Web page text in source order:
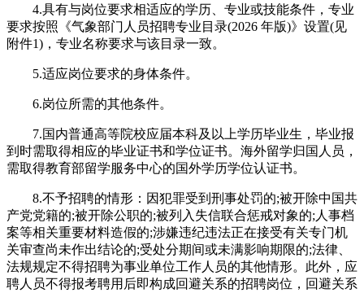
4.具有与岗位要求相适应的学历、专业或技能条件，专业
要求按照《气象部门人员招聘专业目录(2026 年版)》设置(见
附件1)，专业名称要求与该目录一致。
5.适应岗位要求的身体条件。
6.岗位所需的其他条件。
7.国内普通高等院校应届本科及以上学历毕业生，毕业报
到时需取得相应的毕业证书和学位证书。海外留学归国人员，
需取得教育部留学服务中心的国外学历学位认证书。
8.不予招聘的情形：因犯罪受到刑事处罚的;被开除中国共
产党党籍的;被开除公职的;被列入失信联合惩戒对象的;人事档
案等相关重要材料造假的;涉嫌违纪违法正在接受有关专门机
关审查尚未作出结论的;受处分期间或未满影响期限的;法律、
法规规定不得招聘为事业单位工作人员的其他情形。此外，应
聘人员不得报考聘用后即构成回避关系的招聘岗位，回避关系